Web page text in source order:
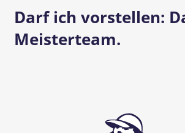
Darf ich vorstellen:
Meisterteam.